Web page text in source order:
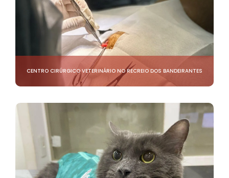
CENTRO CIRÚRGICO VETERINÁRIO NO RECREIO DOS BANDEIRANTES